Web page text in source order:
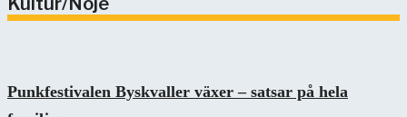
Punkfestivalen Byskvaller växer – satsar på hela